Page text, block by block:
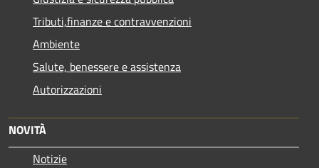
Tributi,finanze e contravvenzioni
Ambiente
Salute, benessere e assistenza
Autorizzazioni
NOVITÀ
Notizie